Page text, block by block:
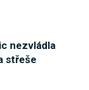
nezvládla
střeše